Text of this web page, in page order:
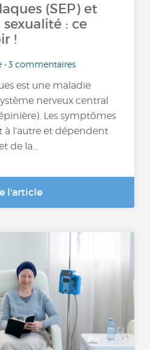
(SEP) et
: ce
!
• 3 commentaires
est une maladie
nerveux central
Les symptômes
à l’autre et dépendent
de la...
l'article